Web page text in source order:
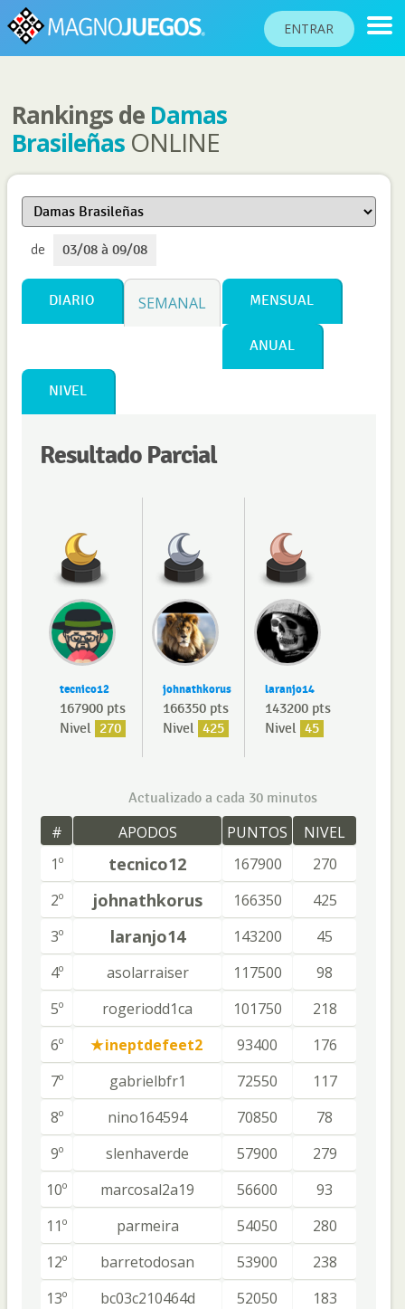
ENTRAR
RANKINGS
TORNEOS
COMUNIDAD
AYUDA
PASAPORTE
JUGAR
Rankings de Damas
Brasileñas ONLINE
de 03/08 à 09/08
DIARIO SEMANAL MENSUAL
ANUAL
NIVEL
Resultado Parcial
tecnico12
167900 pts
Nivel 270
johnathkorus
166350 pts
Nivel 425
laranjo14
143200 pts
Nivel 45
Actualizado a cada 30 minutos
# APODOS PUNTOS
NIVEL
1º
tecnico12 167900
270
2º
johnathkorus 166350
425
3º
laranjo14 143200
45
4º
asolarraiser 117500
98
5º
rogeriodd1ca 101750
218
6º
ineptdefeet2 93400
176
7º
gabrielbfr1 72550
117
8º
nino164594 70850
78
9º
slenhaverde 57900
279
10º
marcosal2a19 56600
93
11º
parmeira 54050
280
12º
barretodosan 53900
238
13º
bc03c210464d 52050
183